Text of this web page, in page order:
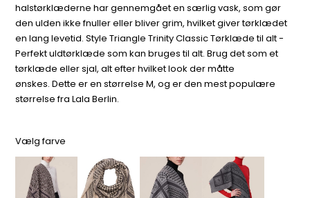
halstørklæderne har gennemgået en særlig vask, som gør
den ulden ikke fnuller eller bliver grim, hvilket giver tørklædet
en lang levetid. Style Triangle Trinity Classic Tørklæde til alt -
Perfekt uldtørklæde som kan bruges til alt. Brug det som et
tørklæde eller sjal, alt efter hvilket look der måtte
ønskes. Dette er en størrelse M, og er den mest populære
størrelse fra Lala Berlin.
Vælg farve